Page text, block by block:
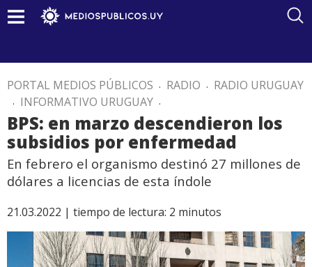
PORTAL MEDIOS PÚBLICOS . RADIO . RADIO URUGUAY
. INFORMATIVO URUGUAY .
BPS: en marzo descendieron los
subsidios por enfermedad
En febrero el organismo destinó 27 millones de
dólares a licencias de esta índole
21.03.2022 | tiempo de lectura: 2 minutos